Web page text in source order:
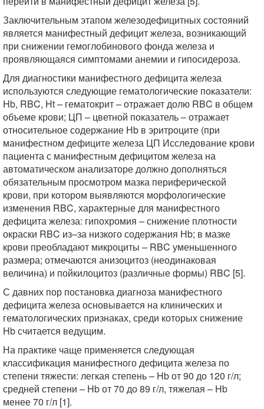
Заключительным этапом железодефицитных состояний
является манифестный дефицит железа, возникающий
при снижении гемоглобинового фонда железа и
проявляющаяся симптомами анемии и гипосидероза.
Для диагностики манифестного дефицита железа
используются следующие гематологические показатели:
Hb, RBC, Ht – гематокрит – отражает долю RBC в общем
объеме крови; ЦП – цветной показатель – отражает
относительное содержание Нb в эритроците (при
манифестном дефиците железа ЦП Исследование крови
пациента с манифестным дефицитом железа на
автоматическом анализаторе должно дополняться
обязательным просмотром мазка периферической
крови, при котором выявляются морфологические
изменения RBC, характерные для манифестного
дефицита железа: гипохромия – снижение плотности
окраски RBC из–за низкого содержания Нb; в мазке
крови преобладают микроциты – RBC уменьшенного
размера; отмечаются анизоцитоз (неодинаковая
величина) и пойкилоцитоз (различные формы) RBC [5].
С давних пор постановка диагноза манифестного
дефицита железа основывается на клинических и
гематологических признаках, среди которых снижение
Hb считается ведущим.
На практике чаще применяется следующая
классификация манифестного дефицита железа по
степени тяжести: легкая степень – Hb от 90 до 120 г/л;
средней степени – Hb от 70 до 89 г/л, тяжелая – Hb
менее 70 г/л [1].